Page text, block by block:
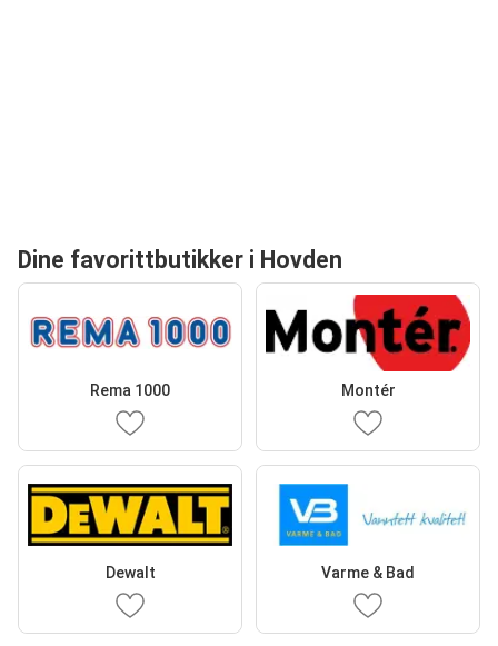
Dine favorittbutikker i Hovden
Rema 1000 Montér
Dewalt Varme & Bad